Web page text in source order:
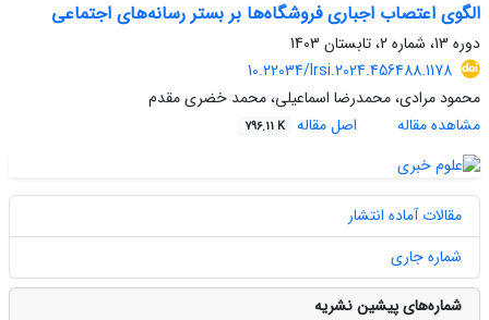
الگوی اعتصاب اجباری فروشگاه‌ها بر بستر رسانه‌های اجتماعی
دوره 13، شماره 2، تابستان 1403
10.22034/lrsi.2024.456488.1178
محمود مرادی، محمدرضا اسماعیلی، محمد خضری مقدم
مشاهده مقاله
اصل مقاله 796.11 K
مقالات آماده انتشار
شماره جاری
شماره‌های پیشین نشریه